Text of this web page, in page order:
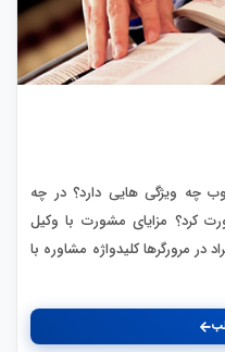
چه ویژگی هایی دارد؟ در چه
کرد؟ مزایای مشورت با وکیل
مرورگرها کلیدواژه مشاوره با